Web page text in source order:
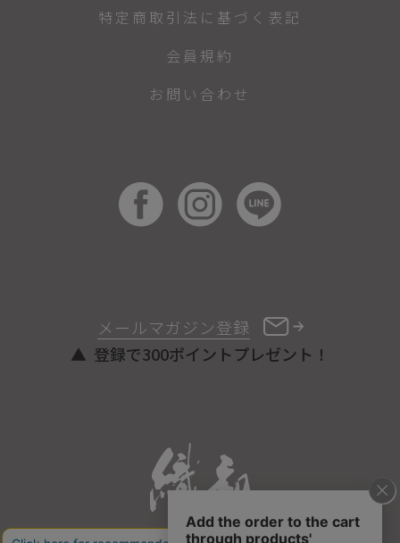
メールマガジン登録
登録で300ポイントプレゼント！
特定商取引法に基づく表記
会員規約
お問い合わせ